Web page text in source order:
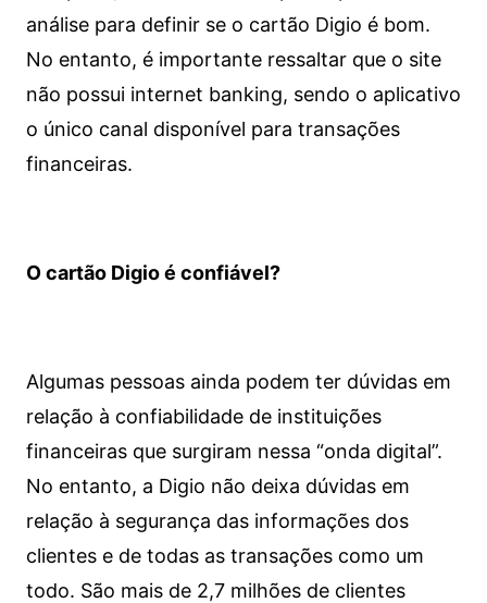
análise para definir se o cartão Digio é bom.
No entanto, é importante ressaltar que o site
não possui internet banking, sendo o aplicativo
o único canal disponível para transações
financeiras.
O cartão Digio é confiável?
Algumas pessoas ainda podem ter dúvidas em
relação à confiabilidade de instituições
financeiras que surgiram nessa “onda digital”.
No entanto, a Digio não deixa dúvidas em
relação à segurança das informações dos
clientes e de todas as transações como um
todo. São mais de 2,7 milhões de clientes